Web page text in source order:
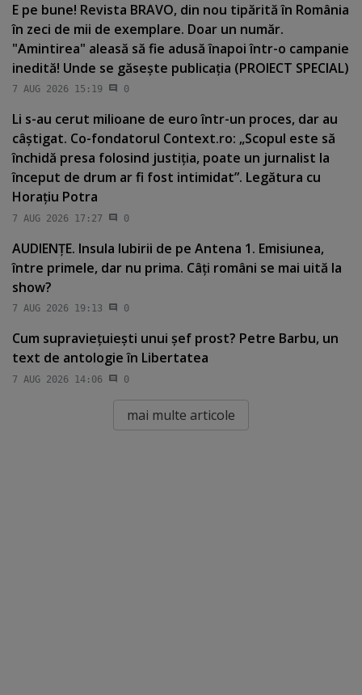
E pe bune! Revista BRAVO, din nou tipărită în România
în zeci de mii de exemplare. Doar un număr.
"Amintirea" aleasă să fie adusă înapoi într-o campanie
inedită! Unde se găseşte publicaţia (PROIECT SPECIAL)
7 AUG 2026 15:19 0
Li s-au cerut milioane de euro într-un proces, dar au
câştigat. Co-fondatorul Context.ro: „Scopul este să
închidă presa folosind justiţia, poate un jurnalist la
început de drum ar fi fost intimidat”. Legătura cu
Horaţiu Potra
7 AUG 2026 17:27 0
AUDIENŢE. Insula Iubirii de pe Antena 1. Emisiunea,
între primele, dar nu prima. Câţi români se mai uită la
show?
7 AUG 2026 19:13 0
Cum supravieţuieşti unui şef prost? Petre Barbu, un
text de antologie în Libertatea
7 AUG 2026 14:06 0
mai multe articole